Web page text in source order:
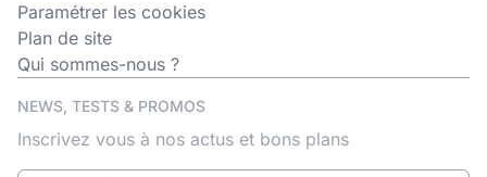
Paramétrer les cookies
Plan de site
Qui sommes-nous ?
NEWS, TESTS & PROMOS
Inscrivez vous à nos actus et bons plans